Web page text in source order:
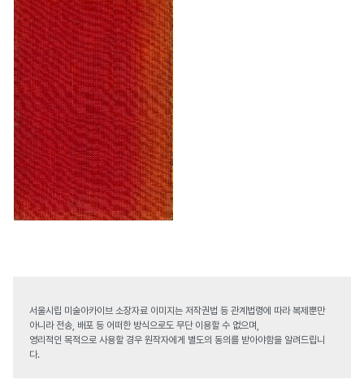
서울시립 미술아카이브 소장자료 이미지는 저작권법 등 관계법령에 따라 복제뿐만
아니라 전송, 배포 등 어떠한 방식으로도 무단 이용할 수 없으며,
영리적인 목적으로 사용할 경우 원작자에게 별도의 동의를 받아야함을 알려드립니
다.